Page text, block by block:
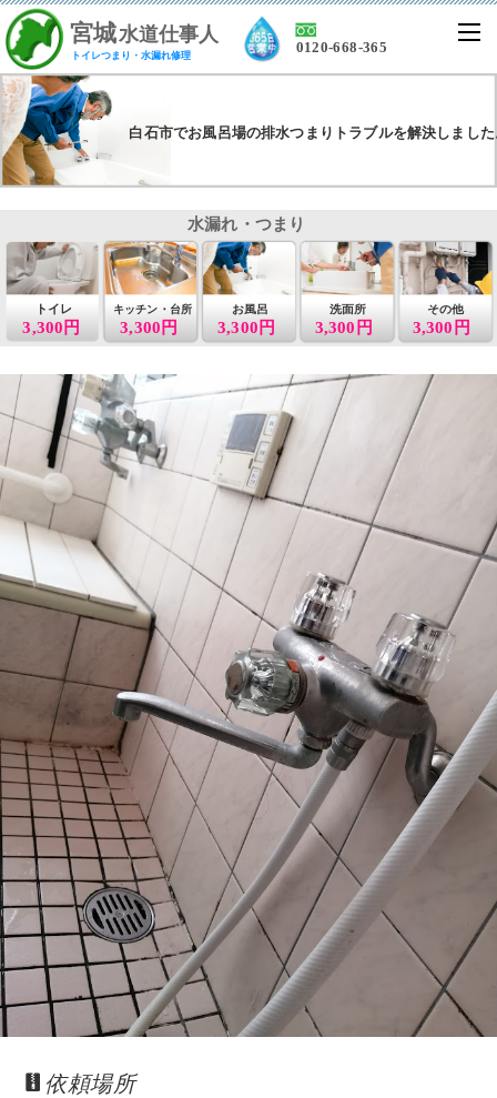
宮城水道仕事人
トイレつまり・水漏れ修理
0120-668-365
白石市でお風呂場の排水つまりトラブルを解決しまし
3,300円
トイレ
3,300円
キッチン・台所 お風呂
3,300円
洗面所
3,300円
その他
3,300円
水漏れ・つまり
依頼場所